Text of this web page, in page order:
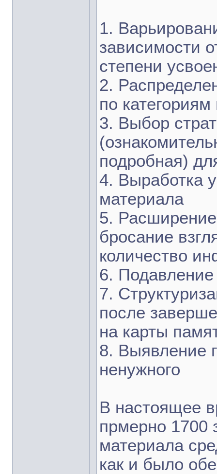
1.
зависимости
степени
2.
по
3. Выбор
подробная)
4. Выработка
материала
5. Расширение
бросание
количество
6. Подавление
7.
после
на карты
8. Выявление
ненужного
В настоящее
прмерно 1700
материала
как и было